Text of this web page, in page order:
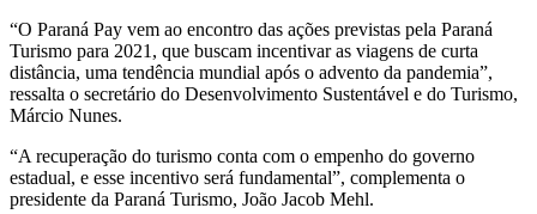
“O Paraná Pay vem ao encontro das ações previstas pela Paraná
Turismo para 2021, que buscam incentivar as viagens de curta
distância, uma tendência mundial após o advento da pandemia”,
ressalta o secretário do Desenvolvimento Sustentável e do Turismo,
Márcio Nunes.
“A recuperação do turismo conta com o empenho do governo
estadual, e esse incentivo será fundamental”, complementa o
presidente da Paraná Turismo, João Jacob Mehl.